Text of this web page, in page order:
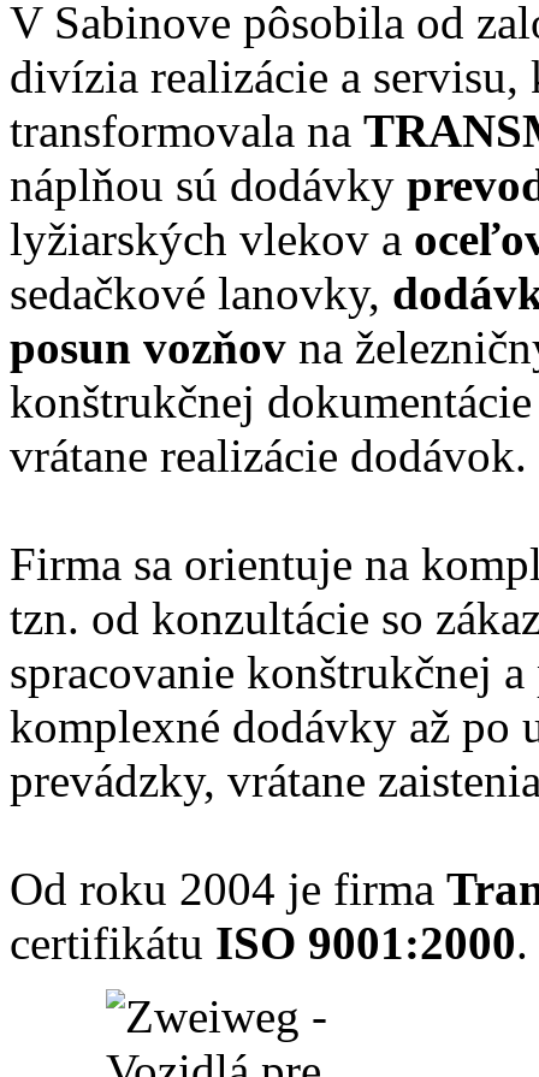
V Sabinove pôsobila od
divízia realizácie a
transformovala na
náplňou sú dodávky
lyžiarských vlekov a
sedačkové lanovky,
posun vozňov na
konštrukčnej
vrátane realizácie dodávok.
Firma sa orientuje na
tzn. od konzultácie so
spracovanie konštrukčnej
komplexné dodávky až po
prevádzky, vrátane
Od roku 2004 je firma
certifikátu ISO 9001:2000.